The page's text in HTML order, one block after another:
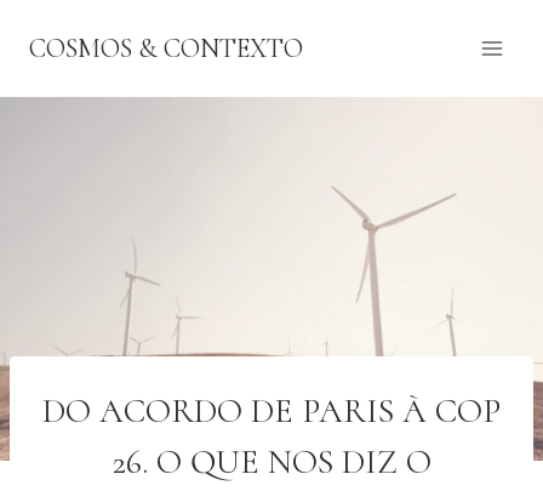
paraCOSMOS & CONTEXTO
DO ACORDO DE PARIS À COP
26. O QUE NOS DIZ O